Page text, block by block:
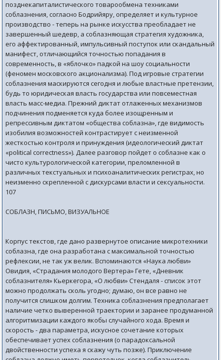
позднекапиталистического товарообмена техниками
соблазнения, согласно Бодрийяру, определяет и культурное
производство - теперь на рынке искусства преобладает не
завершенный шедевр, а соблазняющая стратегия художника,
его аффектированный, импульсивный поступок или скандальный
манифест, отличающийся точностью попадания в
современность, в «яблочко» падкой на шоу социальности
(феномен московского акционализма). Под игровые стратегии
соблазнения маскируются сегодня и любые властные претензии,
будь то юридическая власть государства или повсеместная
власть масс-медиа. Прежний диктат отлаженных механизмов
подчинения подменяется куда более изощренным и
репрессивным диктатом «общества соблазна», где видимость
изобилия возможностей контрастирует с неизменной
жесткостью контроля и принуждения (идеологический диктат
«роlitical correctness»). Далее разговор пойдет о соблазне как о
чисто культурологической категории, преломленной в
различных текстуальных и психоаналитических регистрах, но
неизменно скрепленной с дискурсами власти и сексуальности.
107
СОБЛАЗН, ПИСЬМО, ВИЗУАЛЬНОЕ
Корпус текстов, где дано развернутое описание микротехники
соблазна, где она разработана с максимальной точностью
рефлексии, не так уж велик. Вспоминаются «Наука любви»
Овидия, «Страдания молодого Вертера» Гете, «Дневник
соблазнителя» Кьеркегора, «О любви» Стендаля - список этот
можно продолжать сколь угодно; думаю, он все равно не
получится слишком долгим. Техника соблазнения предполагает
наличие четко выверенной траектории и заранее продуманной
алгоритмизации каждого якобы случайного хода. Время и
скорость - два параметра, искусное сочетание которых
обеспечивает успех соблазнения (о парадоксальной
двойственности успеха я скажу чуть позже). Приключение